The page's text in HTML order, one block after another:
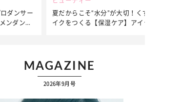
夏だからこそ“水分”が大切！くずれないメ
イクをつくる【保湿ケア】アイテム3選
簡単アレン
ぷりの【そ
MAGAZINE
2026年9月号